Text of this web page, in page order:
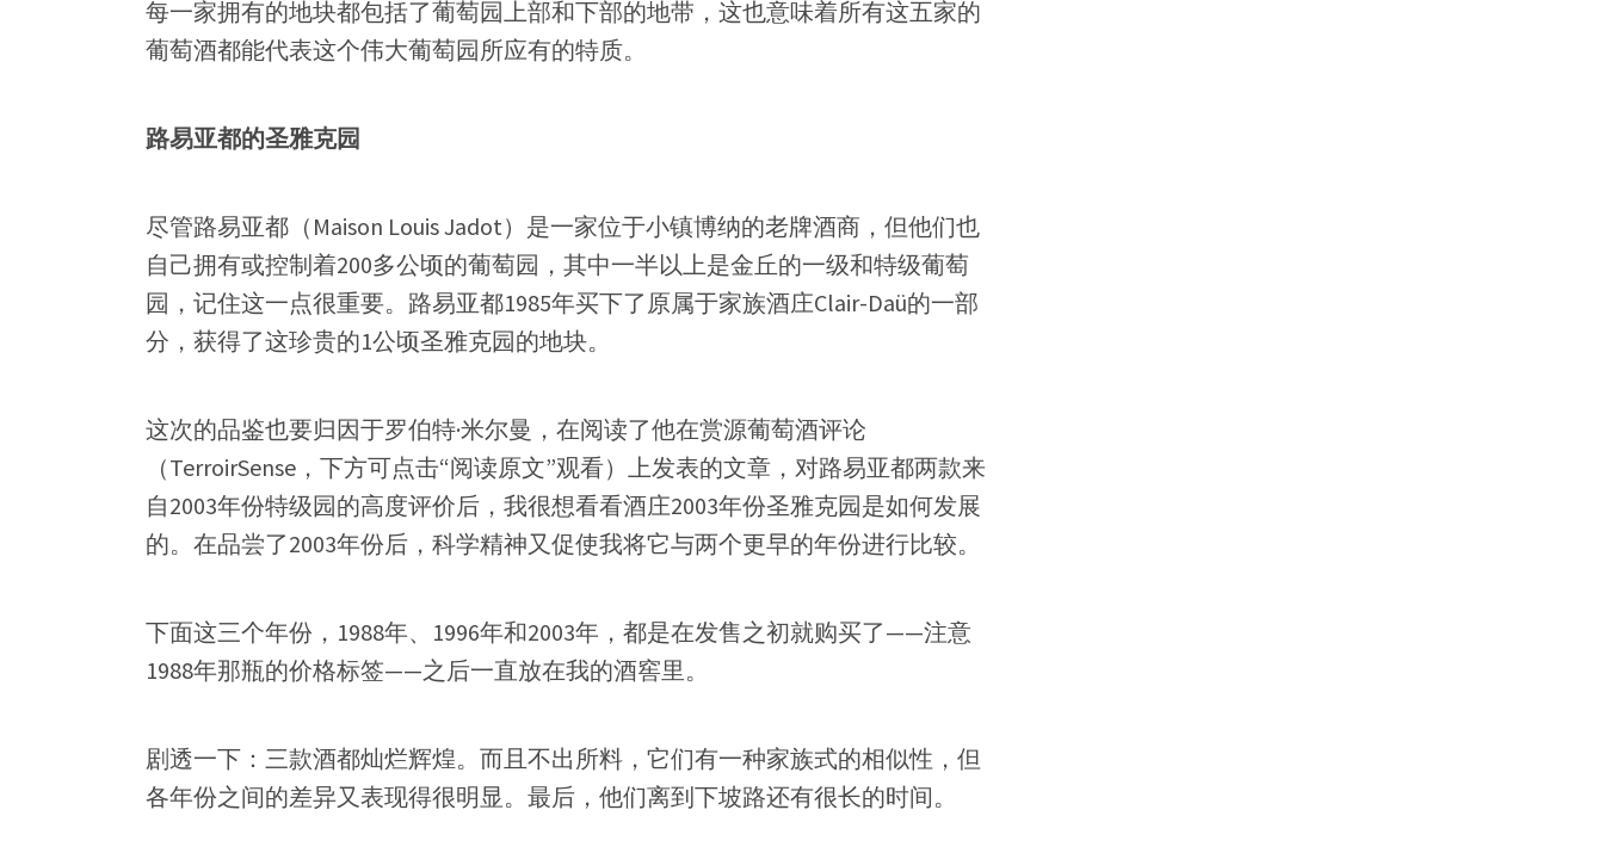
每一家拥有的地块都包括了葡萄园上部和下部的地带，这也意味着所有这五家的
葡萄酒都能代表这个伟大葡萄园所应有的特质。
路易亚都的圣雅克园
尽管路易亚都（Maison Louis Jadot）是一家位于小镇博纳的老牌酒商，但他们也
自己拥有或控制着200多公顷的葡萄园，其中一半以上是金丘的一级和特级葡萄
园，记住这一点很重要。路易亚都1985年买下了原属于家族酒庄Clair-Daü的一部
分，获得了这珍贵的1公顷圣雅克园的地块。
这次的品鉴也要归因于罗伯特·米尔曼，在阅读了他在赏源葡萄酒评论
（TerroirSense，下方可点击“阅读原文”观看）上发表的文章，对路易亚都两款来
自2003年份特级园的高度评价后，我很想看看酒庄2003年份圣雅克园是如何发展
的。在品尝了2003年份后，科学精神又促使我将它与两个更早的年份进行比较。
下面这三个年份，1988年、1996年和2003年，都是在发售之初就购买了——注意
1988年那瓶的价格标签——之后一直放在我的酒窖里。
剧透一下：三款酒都灿烂辉煌。而且不出所料，它们有一种家族式的相似性，但
各年份之间的差异又表现得很明显。最后，他们离到下坡路还有很长的时间。